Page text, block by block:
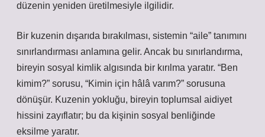
düzenin yeniden üretilmesiyle ilgilidir.
Bir kuzenin dışarıda bırakılması, sistemin “aile” tanımını
sınırlandırması anlamına gelir. Ancak bu sınırlandırma,
bireyin sosyal kimlik algısında bir kırılma yaratır. “Ben
kimim?” sorusu, “Kimin için hâlâ varım?” sorusuna
dönüşür. Kuzenin yokluğu, bireyin toplumsal aidiyet
hissini zayıflatır; bu da kişinin sosyal benliğinde
eksilme yaratır.